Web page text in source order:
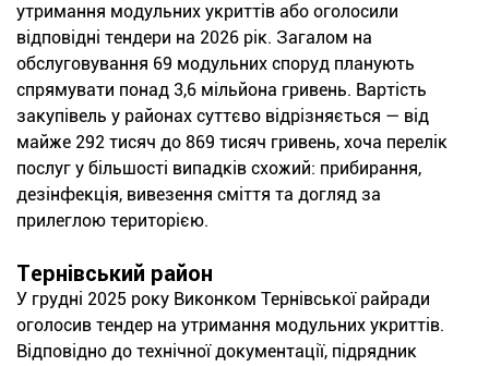
утримання модульних укриттів або оголосили
відповідні тендери на 2026 рік. Загалом на
обслуговування 69 модульних споруд планують
спрямувати понад 3,6 мільйона гривень. Вартість
закупівель у районах суттєво відрізняється — від
майже 292 тисяч до 869 тисяч гривень, хоча перелік
послуг у більшості випадків схожий: прибирання,
дезінфекція, вивезення сміття та догляд за
прилеглою територією.
Тернівський район
У грудні 2025 року Виконком Тернівської райради
оголосив тендер на утримання модульних укриттів.
Відповідно до технічної документації, підрядник